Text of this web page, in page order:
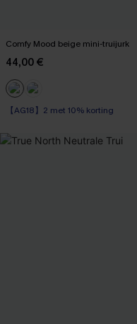
Comfy Mood beige mini-truijurk
44,00 €
【AG18】2 met 10% korting